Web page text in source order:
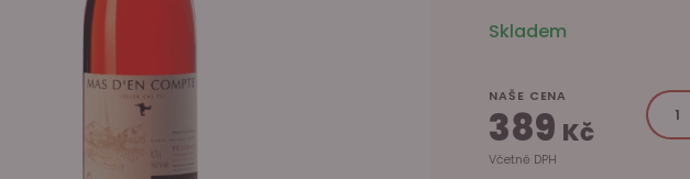
Skladem
NAŠE CENA
389 Kč
Včetně DPH